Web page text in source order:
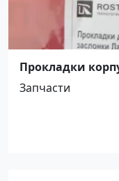
Прокладки
Lada Краснодар
Запчасти